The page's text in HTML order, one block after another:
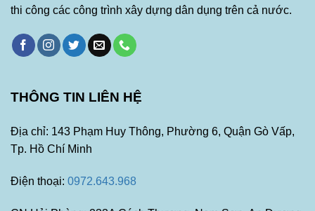
thi công các công trình xây dựng dân dụng trên cả nước.
THÔNG TIN LIÊN HỆ
Địa chỉ: 143 Phạm Huy Thông, Phường 6, Quận Gò Vấp,
Tp. Hồ Chí Minh
Điện thoại: 0972.643.968